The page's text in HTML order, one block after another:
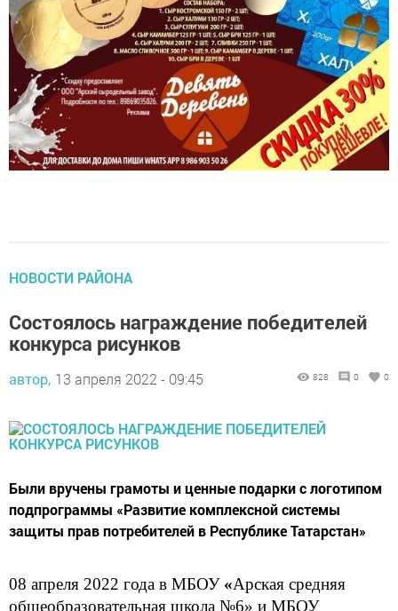
НОВОСТИ РАЙОНА
Состоялось награждение победителей
конкурса рисунков
автор, 13 апреля 2022 - 09:45
Были вручены грамоты и ценные подарки с логотипом
подпрограммы «Развитие комплексной системы
защиты прав потребителей в Республике Татарстан»
08 апреля 2022 года в МБОУ « Арская средняя
общеобразовательная школа №6» и МБОУ